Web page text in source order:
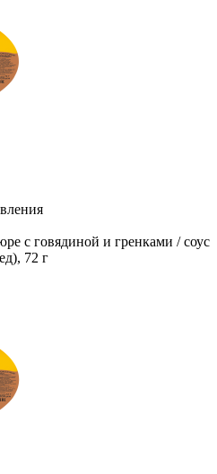
с говядиной и гренками / соус
72 г